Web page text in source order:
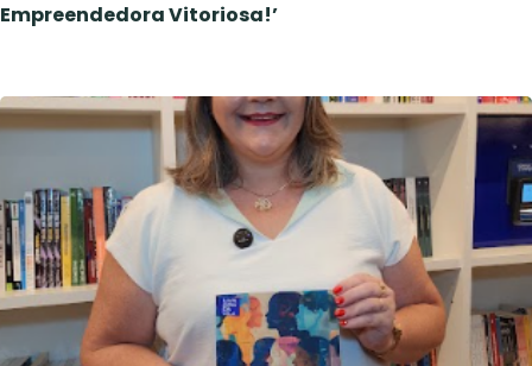
Empreendedora Vitoriosa!’